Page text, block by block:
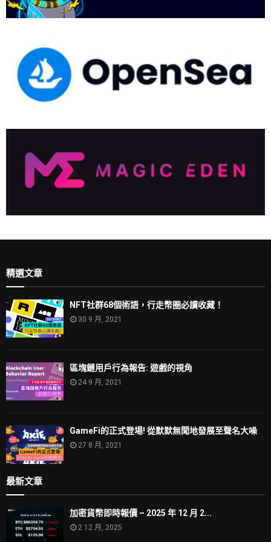
精選文章
NFT社群68個術語，行走幣圈必讀收藏！
30 9 月, 2021
區塊鏈用戶行為報告: 遊戲的視角
24 9 月, 2021
GameFi的正式登場! 從默默無聞地發展至聲名大噪
27 8 月, 2021
最新文章
加密貨幣即時報價 – 2025 年 12 月 2...
2 12 月, 2025